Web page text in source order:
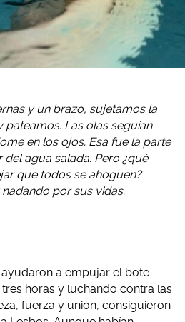
y un brazo, sujetamos la
Las olas seguían
en los ojos. Esa fue la parte
del agua salada. Pero ¿qué
que todos se ahoguen?
por sus vidas.
a empujar el bote
horas y luchando contra las
fuerza y unión, consiguieron